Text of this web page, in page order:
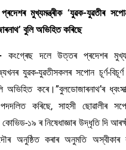
মুখ্যমন্ত্ৰীক ‘যুৱক-যুৱতীৰ সপোন
বুলি অভিহিত কৰিছে
কংগ্ৰেছ দলে উত্তৰ প্ৰদেশৰ
যুৱক-যুৱতীসকলৰ সপোন চূৰ্ণ-বিচূৰ্ণ
অভিহিত কৰে।”বুলডোজাৰনাথ’ৰ
কৰিছে, সাহসী ছোৱালীৰ
১৯ ৰ নিষেধাজ্ঞাৰ উদ্ধৃতি দি
অনুষ্ঠিত কৰাৰ অনুমতি অস্বীকাৰ